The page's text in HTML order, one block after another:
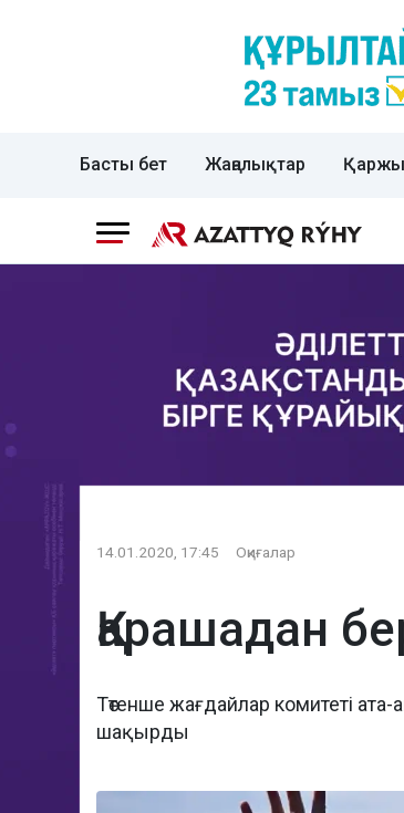
Басты бет Жаңалықтар Қаржы
14.01.2020, 17:45 Оқиғалар
Қарашадан
Төтенше жағдайлар комитеті
шақырды